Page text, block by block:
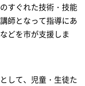
すぐれた技術・技能
師となって指導にあ
どを市が支援しま
して、児童・生徒た